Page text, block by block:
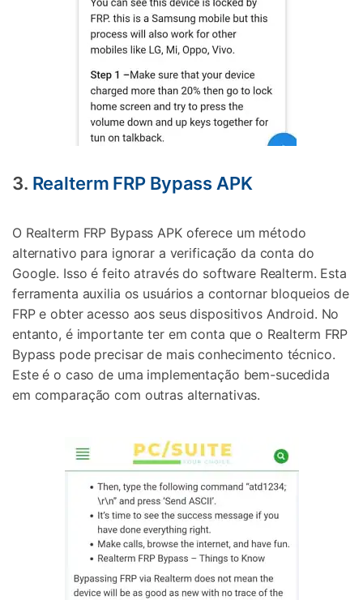
3. Realterm FRP Bypass APK
O Realterm FRP Bypass APK oferece um método
alternativo para ignorar a verificação da conta do
Google. Isso é feito através do software Realterm. Esta
ferramenta auxilia os usuários a contornar bloqueios de
FRP e obter acesso aos seus dispositivos Android. No
entanto, é importante ter em conta que o Realterm FRP
Bypass pode precisar de mais conhecimento técnico.
Este é o caso de uma implementação bem-sucedida
em comparação com outras alternativas.